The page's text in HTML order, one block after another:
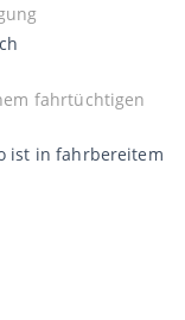
fahrtüchtigen
ist in fahrbereitem